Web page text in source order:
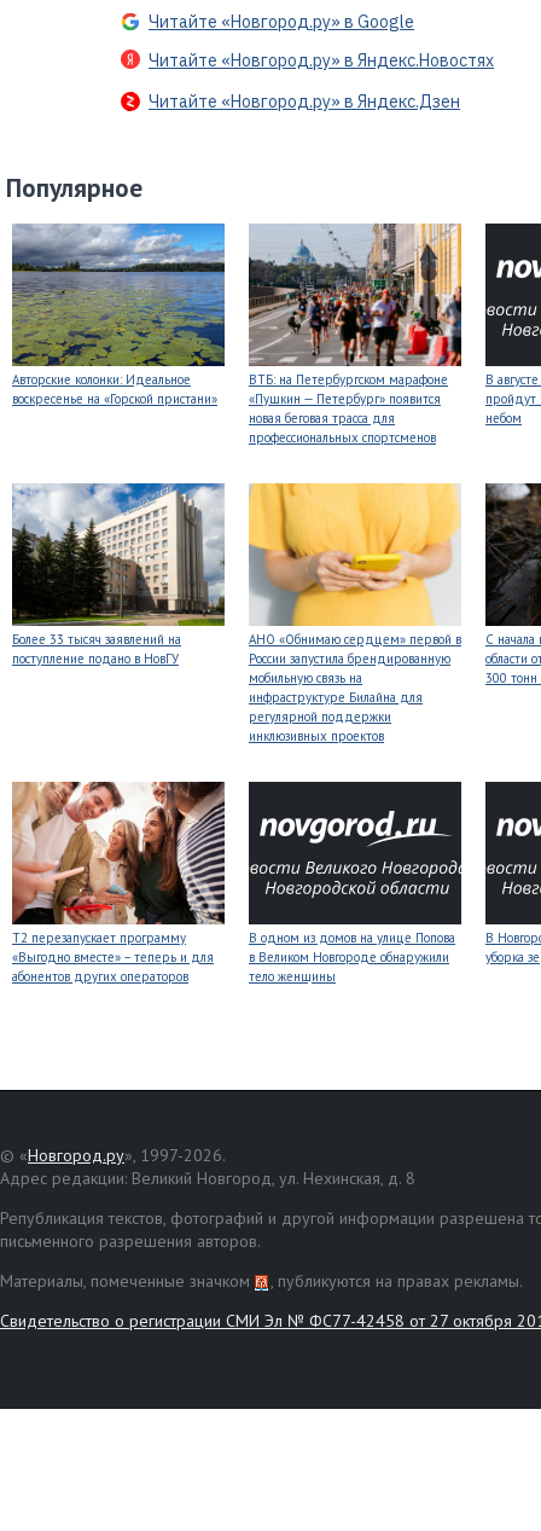
Читайте «Новгород.ру» в Google
Читайте «Новгород.ру» в Яндекс.Новостях
Читайте «Новгород.ру» в Яндекс.Дзен
Популярное
Авторские колонки: Идеальное
воскресенье на «Горской пристани»
ВТБ: на Петербургском марафоне
«Пушкин — Петербург» появится
новая беговая трасса для
профессиональных спортсменов
В
небом
Более 33 тысяч заявлений на
поступление подано в НовГУ
АНО «Обнимаю сердцем» первой в
России запустила брендированную
мобильную связь на
инфраструктуре Билайна для
регулярной поддержки
инклюзивных проектов
С начала
области
300
Т2 перезапускает программу
«Выгодно вместе» – теперь и для
абонентов других операторов
В одном из домов на улице Попова
в Великом Новгороде обнаружили
тело женщины
В
уборка
© «Новгород.ру», 1997-2026.
Адрес редакции: Великий Новгород, ул. Нехинская, д. 8
Републикация текстов, фотографий и другой информации разрешена
письменного разрешения авторов.
Материалы, помеченные значком
, публикуются на правах рекламы.
Свидетельство о регистрации СМИ Эл № ФС77-42458 от 27 октября